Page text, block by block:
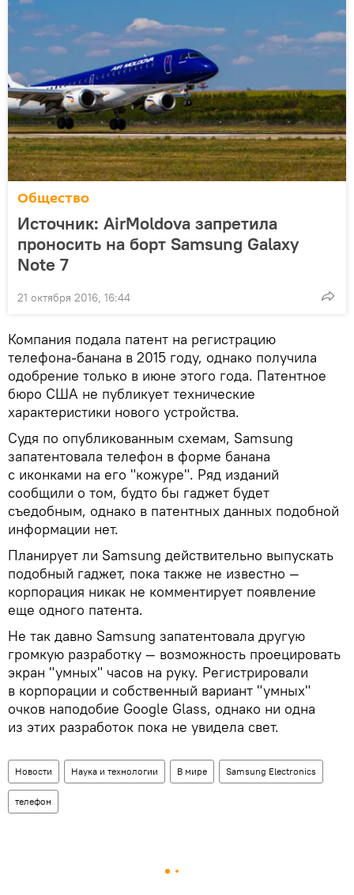
Общество
Источник: AirMoldova запретила
проносить на борт Samsung Galaxy
Note 7
21 октября 2016, 16:44
Компания подала патент на регистрацию
телефона-банана в 2015 году, однако получила
одобрение только в июне этого года. Патентное
бюро США не публикует технические
характеристики нового устройства.
Судя по опубликованным схемам, Samsung
запатентовала телефон в форме банана
с иконками на его "кожуре". Ряд изданий
сообщили о том, будто бы гаджет будет
съедобным, однако в патентных данных подобной
информации нет.
Планирует ли Samsung действительно выпускать
подобный гаджет, пока также не известно —
корпорация никак не комментирует появление
еще одного патента.
Не так давно Samsung запатентовала другую
громкую разработку — возможность проецировать
экран "умных" часов на руку. Регистрировали
в корпорации и собственный вариант "умных"
очков наподобие Google Glass, однако ни одна
из этих разработок пока не увидела свет.
Новости Наука и технологии В мире Samsung Electronics
телефон